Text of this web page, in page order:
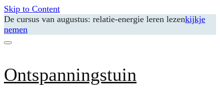
Skip to Content
De cursus van augustus: relatie-energie leren lezenkijkje
nemen
Ontspanningstuin